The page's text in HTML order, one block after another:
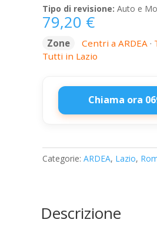
Tipo di revisione: Auto e
79,20 €
Zone Centri a ARDEA ·
Tutti in Lazio
Chiama ora
TOTO
quantità
Categorie: ARDEA, Lazio,
Descrizione